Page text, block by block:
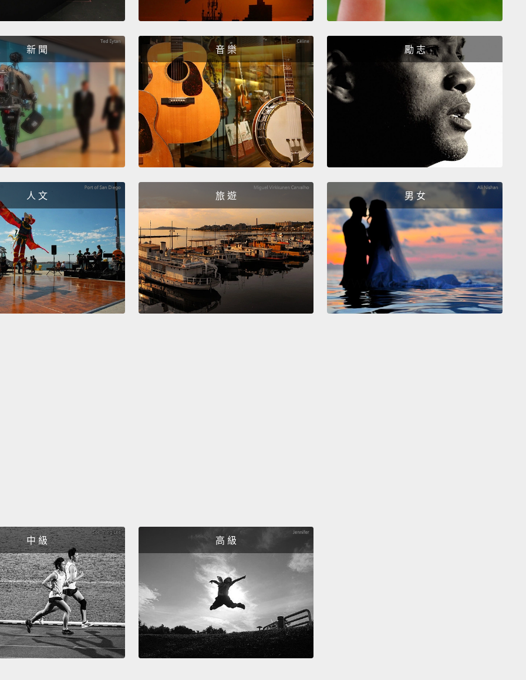
Bringing you turkey.
帶火雞給妳。
Turkey.
火雞。
Turkey.
火雞。
Deliver them all around town.
全鎮送透透。
Nice to meet you, sir.
先生，很高興認識你。
Nice to meet you.
很高興認識你。
在整個勞倫斯堡送超過四萬隻火雞。真是個開心的感恩節。
Thank you for passing out turkeys.
謝謝你到處發火雞。
Yes, ma'am.
沒問題，女士。
Hey, good morning.
新 聞 音 樂 勵 志
人 文 旅 遊 男 女
中 級 高 級